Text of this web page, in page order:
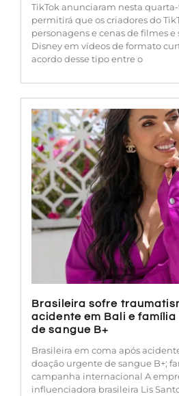
TikTok anunciaram nesta
permitirá que os criadores do
personagens e cenas de filmes e
Disney em vídeos de formato
acordo desse tipo entre o
Brasileira sofre
acidente em Bali e
de sangue B+
Brasileira em coma após
doação urgente de sangue B+;
campanha internacional A
influenciadora brasileira Lis